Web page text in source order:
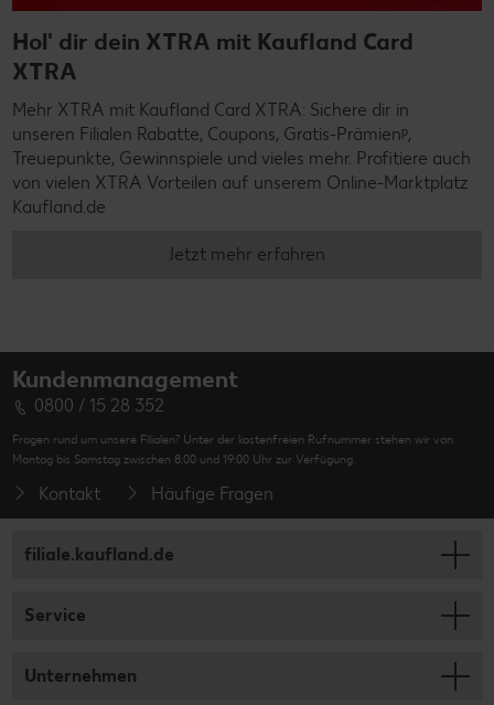
Hol' dir dein XTRA mit Kaufland Card
XTRA
Mehr XTRA mit Kaufland Card XTRA: Sichere dir in
unseren Filialen Rabatte, Coupons, Gratis-Prämienᵖ,
Treuepunkte, Gewinnspiele und vieles mehr. Profitiere auch
von vielen XTRA Vorteilen auf unserem Online-Marktplatz
Kaufland.de
Jetzt mehr erfahren
Kundenmanagement
0800 / 15 28 352
Fragen rund um unsere Filialen? Unter der kostenfreien Rufnummer stehen wir von
Montag bis Samstag zwischen 8:00 und 19:00 Uhr zur Verfügung.
Kontakt Häufige Fragen
filiale.kaufland.de
Service
Unternehmen